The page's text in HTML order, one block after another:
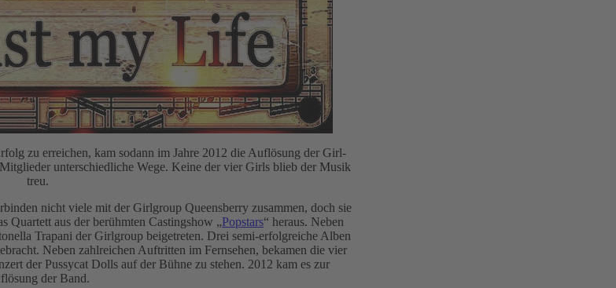
zu erreichen, kam sodann im Jahre 2012 die Auflösung der Girl-
unterschiedliche Wege. Keine der vier Girls blieb der Musik
treu.
nicht viele mit der Girlgroup Queensberry zusammen, doch sie
Quartett aus der berühmten Castingshow „Popstars“ heraus. Neben
Trapani der Girlgroup beigetreten. Drei semi-erfolgreiche Alben
Neben zahlreichen Auftritten im Fernsehen, bekamen die vier
der Pussycat Dolls auf der Bühne zu stehen. 2012 kam es zur
der Band.